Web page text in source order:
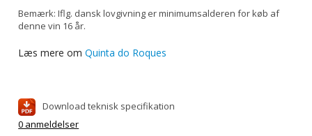
Bemærk: Iflg. dansk lovgivning er minimumsalderen for køb af
denne vin 16 år.
Læs mere omQuinta do Roques
Download teknisk specifikation
0 anmeldelser